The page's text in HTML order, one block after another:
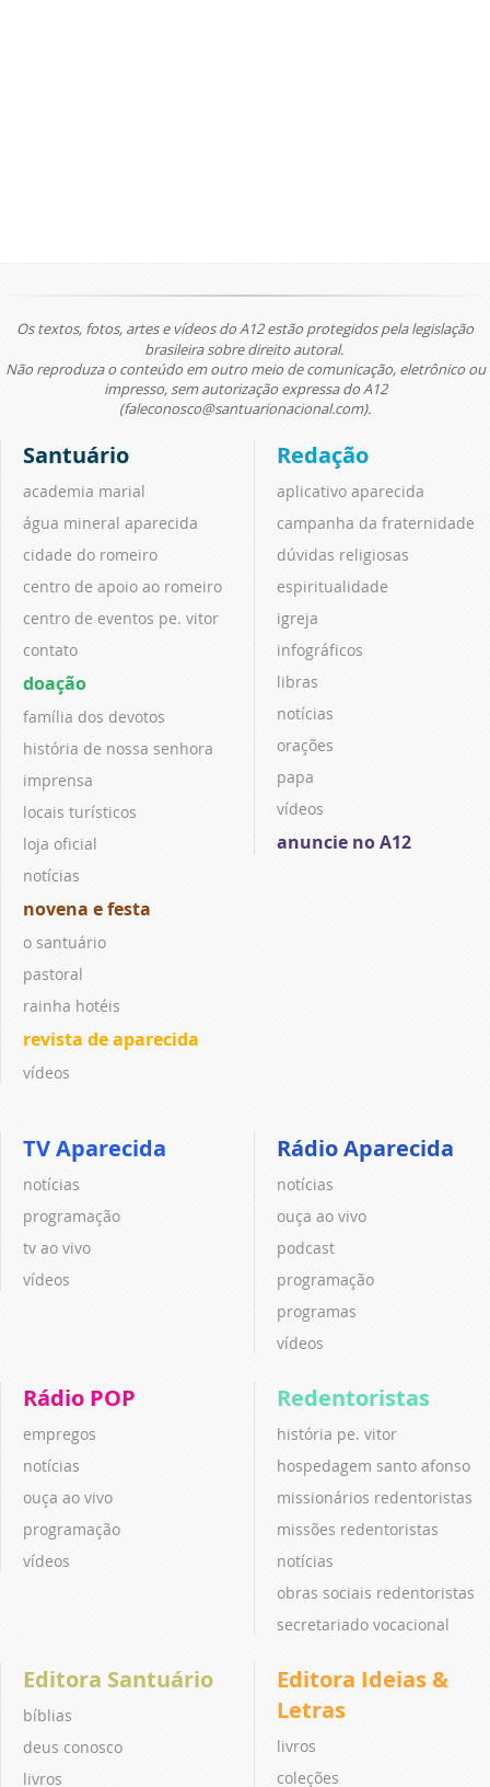
Os textos, fotos, artes e vídeos do A12 estão protegidos pela legislação
brasileira sobre direito autoral.
Não reproduza o conteúdo em outro meio de comunicação, eletrônico ou
impresso, sem autorização expressa do A12
(faleconosco@santuarionacional.com).
Santuário
academia marial
água mineral aparecida
cidade do romeiro
centro de apoio ao romeiro
centro de eventos pe. vitor
contato
doação
família dos devotos
história de nossa senhora
imprensa
locais turísticos
loja oficial
notícias
novena e festa
o santuário
pastoral
rainha hotéis
revista de aparecida
vídeos
Redação
aplicativo aparecida
campanha da fraternidade
dúvidas religiosas
espiritualidade
igreja
infográficos
libras
notícias
orações
papa
vídeos
anuncie no A12
TV Aparecida
notícias
programação
tv ao vivo
vídeos
Rádio Aparecida
notícias
ouça ao vivo
podcast
programação
programas
vídeos
Rádio POP
empregos
notícias
ouça ao vivo
programação
vídeos
Redentoristas
história pe. vitor
hospedagem santo afonso
missionários redentoristas
missões redentoristas
notícias
obras sociais redentoristas
secretariado vocacional
Editora Santuário
bíblias
deus conosco
livros
Editora Ideias &
Letras
livros
coleções